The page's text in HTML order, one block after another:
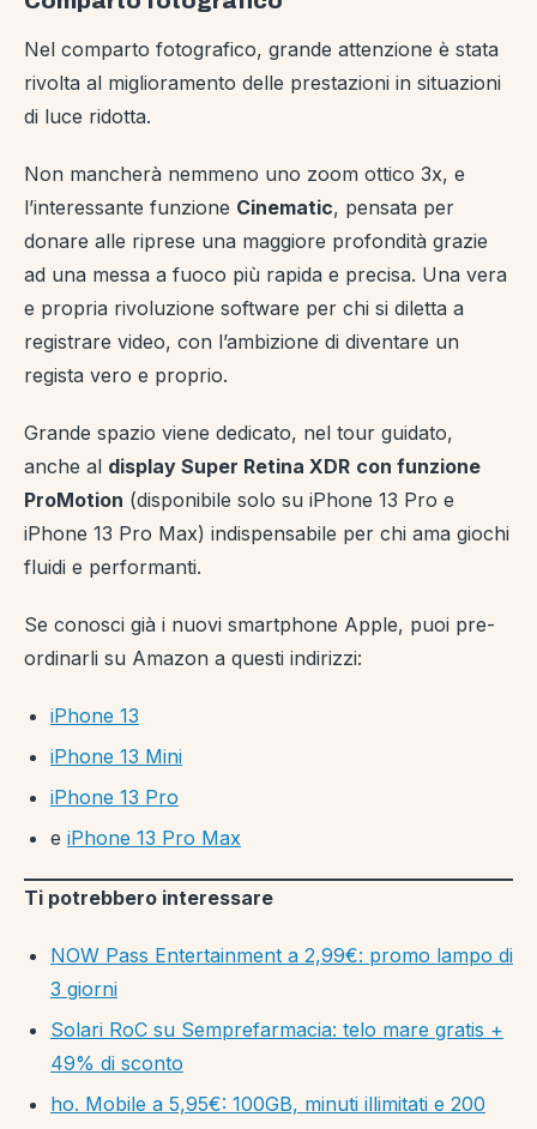
Nel comparto fotografico, grande attenzione è stata
rivolta al miglioramento delle prestazioni in situazioni
di luce ridotta.
Non mancherà nemmeno uno zoom ottico 3x, e
l’interessante funzione Cinematic, pensata per
donare alle riprese una maggiore profondità grazie
ad una messa a fuoco più rapida e precisa. Una vera
e propria rivoluzione software per chi si diletta a
registrare video, con l’ambizione di diventare un
regista vero e proprio.
Grande spazio viene dedicato, nel tour guidato,
anche al display Super Retina XDR con funzione
ProMotion (disponibile solo su iPhone 13 Pro e
iPhone 13 Pro Max) indispensabile per chi ama giochi
fluidi e performanti.
Se conosci già i nuovi smartphone Apple, puoi pre-
ordinarli su Amazon a questi indirizzi:
iPhone 13
iPhone 13 Mini
iPhone 13 Pro
e iPhone 13 Pro Max
Ti potrebbero interessare
NOW Pass Entertainment a 2,99€: promo lampo di
3 giorni
Solari RoC su Semprefarmacia: telo mare gratis +
49% di sconto
ho. Mobile a 5,95€: 100GB, minuti illimitati e 200